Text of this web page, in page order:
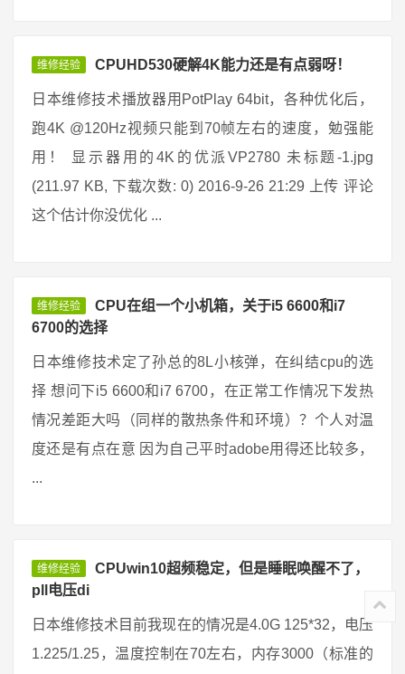
维修经验 CPUHD530硬解4K能力还是有点弱呀！
日本维修技术播放器用PotPlay 64bit，各种优化后，
跑4K @120Hz视频只能到70帧左右的速度，勉强能
用！ 显示器用的4K的优派VP2780 未标题-1.jpg
(211.97 KB, 下载次数: 0) 2016-9-26 21:29 上传 评论
这个估计你没优化 ...
维修经验
CPU在组一个小机箱，关于i5 6600和i7
6700的选择
日本维修技术定了孙总的8L小核弹，在纠结cpu的选
择 想问下i5 6600和i7 6700，在正常工作情况下发热
情况差距大吗（同样的散热条件和环境）？个人对温
度还是有点在意 因为自己平时adobe用得还比较多，
...
维修经验
CPUwin10超频稳定，但是睡眠唤醒不了，
pll电压di
日本维修技术目前我现在的情况是4.0G 125*32，电压
1.225/1.25，温度控制在70左右，内存3000（标准的